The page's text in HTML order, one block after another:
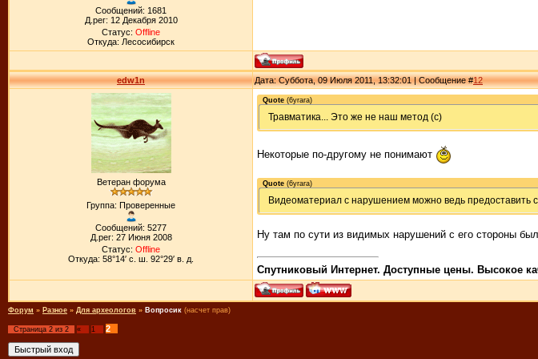
Сообщений: 1681
Д.рег: 12 Декабря 2010
Статус: Offline
Откуда: Лесосибирск
edw1n Дата: Суббота, 09 Июля 2011, 13:32:01 | Сообщение #12
Ветеран форума
Группа: Проверенные
Сообщений: 5277
Д.рег: 27 Июня 2008
Статус: Offline
Откуда: 58°14′ с. ш. 92°29′ в. д.
Quote (6yrara)
Травматика... Это же не наш метод (с)
Некоторые по-другому не понимают
Quote (6yrara)
Видеоматериал с нарушением можно ведь предоставить
Ну там по сути из видимых нарушений с его стороны
Спутниковый Интернет. Доступные цены. Высокое
Форум » Разное » Для археологов » Вопросик (насчет прав)
Страница 2 из 2 « 1
2